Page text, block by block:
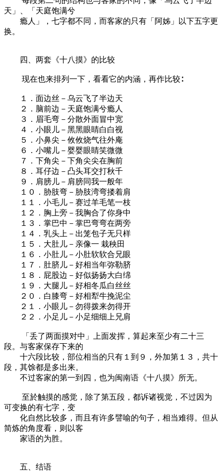
天」、「天庭饱满兮
瘾人」，七字都不同，而客家的只有「阿姊」以下五字更
换。
四、两套《十八摸》的比较
现在也来排列一下，看看它的内涵，再作比较∶
１．面边丝－乌云飞了半边天
２．脑前边－天庭饱满兮瘾人
３．眉毛弯－分散外面冒中宽
４．小眼儿－黑黑眼睛白白视
５．小鼻尖－攸攸烧气往外庵
６．小嘴儿－婴婴眼睛笑微微
７．下角尖－下角尖尖在胸前
８．耳仔边－凸头耳交打秋千
９．肩膀儿－肩膀同我一般年
１０．胁肢弯－胁肢湾弯搂着肩
１１．小毛儿－赛过羊毛笔一枝
１２．胸上旁－我胸合了你身中
１３．掌巴中－掌巴弯弯在两旁
１４．乳头上－出笼包子无只样
１５．大肚儿－亲像一 栽秧田
１６．小肚儿－小肚软软合兄眼
１７．肚脐儿－好相当年弥勒脐
１８．屁股边－好似扬扬大白绵
１９．大腿儿－好相冬瓜白丝丝
２０．白膝弯－好相犁牛挽泥尘
２１．小眼儿－勿得拨来勿得开
２２．小足儿－小足细细上兄肩
「丢了两面摸对中」上面发挥，算起来至少有二十三
段。与客家保存下来的
十六段比较，部位相当的只有１到９，外加第１３，共十
段，其馀都是多出来。
不过客家的第一到四，也为闽南语《十八摸》所无。
至於触摸的感觉，除了第五段，都诉诸视觉，不过因为
可变换的有七字，变
化自然比较多，而且有许多譬喻的句子，相当难得。但从
简炼的角度看，则以客
家语的为胜。
五、结语